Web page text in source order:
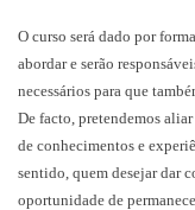
O curso será dado por
abordar e serão
necessários para que
De facto, pretendemos
de conhecimentos e
sentido, quem desejar dar
oportunidade de